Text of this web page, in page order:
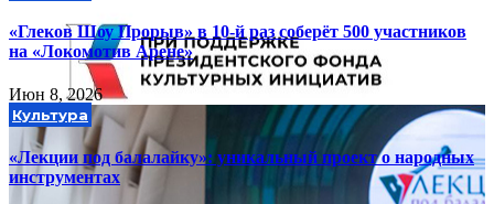
«Глеков Шоу Прорыв» в 10-й раз соберёт 500 участников
на «Локомотив Арене»
Июн 8, 2026
Культура
«Лекции под балалайку»: уникальный проект о народных
инструментах